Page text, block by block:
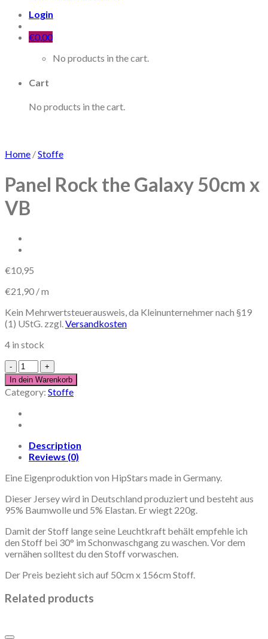
Login
€0,00
No products in the cart.
Cart
No products in the cart.
Home /Stoffe
Panel Rock the Galaxy 50cm x
VB
€10,95
€21,90 /m
Kein Mehrwertsteuerausweis, da Kleinunternehmer nach §19
(1) UStG. zzgl.Versandkosten
4 in stock
Panel
Rock
the
Galaxy
50cm
x
quantity
In dein Warenkorb
Category: Stoffe
Description
Reviews (0)
Eine Eigenproduktion von HipStars made in Germany.
Dieser Jersey wird in Deutschland produziert und besteht aus
95% Baumwolle und 5% Elastan. Er wiegt 220g.
Damit der Stoff lange seine Leuchtkraft behält empfehle ich
den Stoff bei 30° im Schonwaschgang zu waschen. Vor dem
vernähen solltest du den Stoff vorwaschen.
Der Preis bezieht sich auf 50cm x 156cm Stoff.
Related products